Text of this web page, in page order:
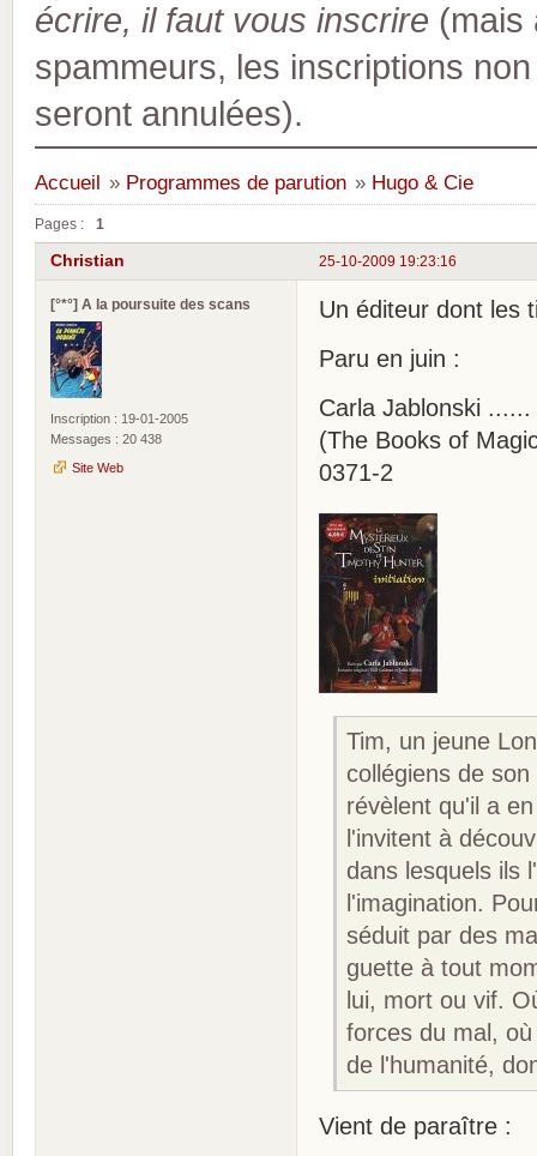
écrire, il faut vous inscrire (mais
spammeurs, les inscriptions
seront annulées).
Accueil » Programmes de parution » Hugo & Cie
Pages : 1
25-10-2009 19:23:16
Christian
[°*°] A la poursuite des scans
Inscription : 19-01-2005
Messages : 20 438
Site Web
Un éditeur dont les
Paru en juin :
Carla Jablonski
(The Books of
0371-2
Tim, un jeune
collégiens de
révèlent qu'il a
l'invitent à
dans lesquels ils
l'imagination.
séduit par des
guette à tout
lui, mort ou vif.
forces du mal,
de l'humanité,
Vient de paraître :